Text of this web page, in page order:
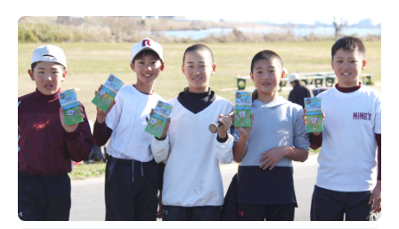
特集
実績
トピックス
会社情報